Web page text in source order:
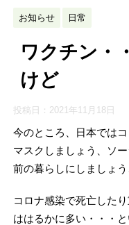
お知らせ 日常
ワクチン・
けど
投稿日： 2021年11月18日
今のところ、日本では
マスクしましょう、ソ
前の暮らしにしましょ
コロナ感染で死亡した
ははるかに多い・・・